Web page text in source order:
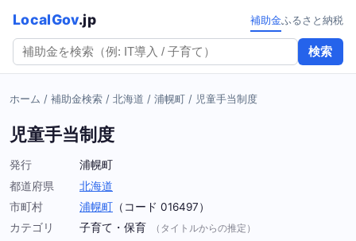
LocalGov.jp
検索
補助金ふるさと納税
ホーム / 補助金検索 / 北海道 / 浦幌町 / 児童手当制度
児童手当制度
発行
浦幌町
都道府県
北海道
市町村
浦幌町 （コード 016497）
カテゴリ
子育て・保育 （タイトルからの推定）